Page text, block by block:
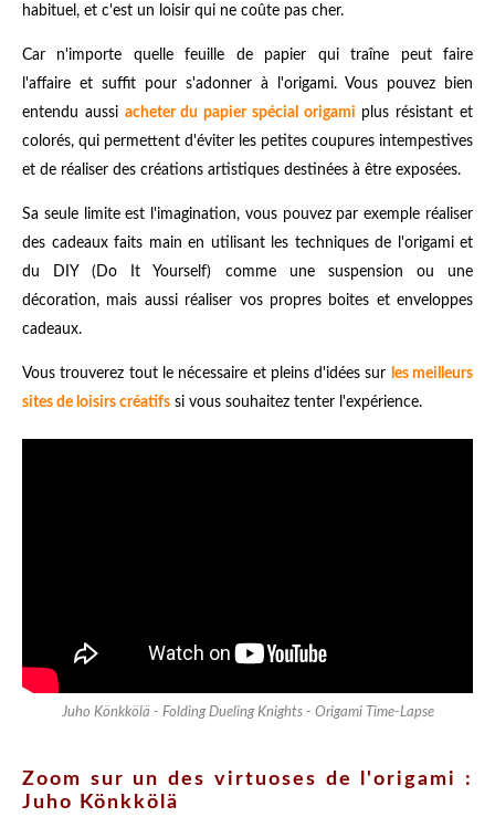
habituel, et c'est un loisir qui ne coûte pas cher.
Car n'importe quelle feuille de papier qui traîne peut faire
l'affaire et suffit pour s'adonner à l'origami. Vous pouvez bien
entendu aussi acheter du papier spécial origami plus résistant et
colorés, qui permettent d'éviter les petites coupures intempestives
et de réaliser des créations artistiques destinées à être exposées.
Sa seule limite est l'imagination, vous pouvez par exemple réaliser
des cadeaux faits main en utilisant les techniques de l'origami et
du DIY (Do It Yourself) comme une suspension ou une
décoration, mais aussi réaliser vos propres boites et enveloppes
cadeaux.
Vous trouverez tout le nécessaire et pleins d'idées sur les meilleurs
sites de loisirs créatifs si vous souhaitez tenter l'expérience.
Juho Könkkölä - Folding Dueling Knights - Origami Time-Lapse
Zoom sur un des virtuoses de l'origami :
Juho Könkkölä